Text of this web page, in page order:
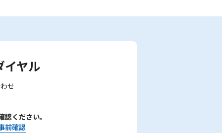
イヤル
せ
ください。
前確認